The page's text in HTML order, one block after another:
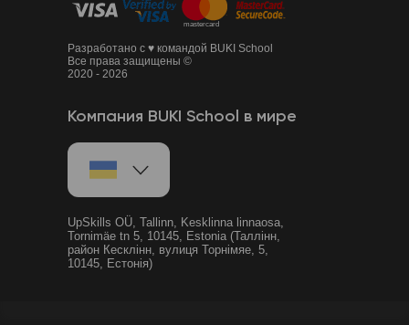
Разработано с ♥ командой BUKI School
Все права защищены ©
2020 - 2026
Компания BUKI School в мире
UpSkills OÜ, Tallinn, Kesklinna linnaosa,
Tornimäe tn 5, 10145, Estonia (Таллінн,
район Кесклінн, вулиця Торнімяе, 5,
10145, Естонія)